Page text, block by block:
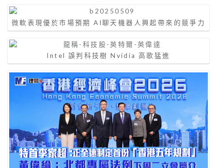
微軟表現優於市場預期 AI聊天機器人興起帶來的競爭力
Intel 誤判科技樹 Nvidia ⾼歌猛進